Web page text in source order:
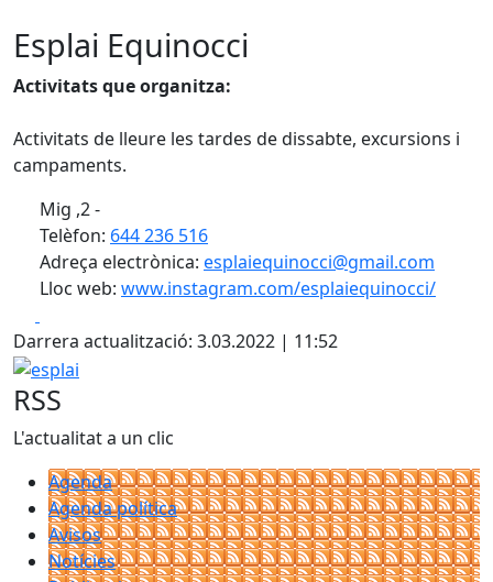
Esplai Equinocci
Activitats que organitza:
Activitats de lleure les tardes de dissabte, excursions i
campaments.
Mig ,2 -
Telèfon: 644 236 516
Adreça electrònica: esplaiequinocci@gmail.com
Lloc web: www.instagram.com/esplaiequinocci/
Darrera actualització: 3.03.2022 | 11:52
esplai
RSS
L'actualitat a un clic
Agenda
Agenda política
Avisos
Notícies